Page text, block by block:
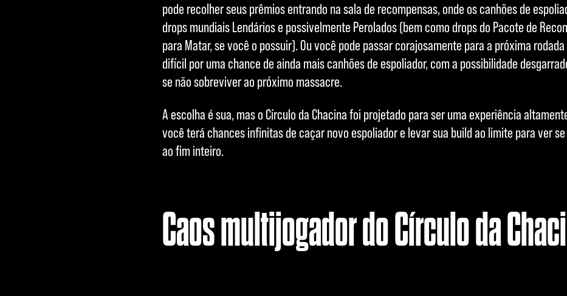
pode recolher seus prêmios entrando na sala de recompensas, onde os canhões de
drops mundiais Lendários e possivelmente Perolados (bem como drops do Pacote de
para Matar, se você o possuir). Ou você pode passar corajosamente para a próxima
difícil por uma chance de ainda mais canhões de espoliador, com a possibilidade
se não sobreviver ao próximo massacre.
A escolha é sua, mas o Círculo da Chacina foi projetado para ser uma experiência
você terá chances infinitas de caçar novo espoliador e levar sua build ao limite para ver
ao fim inteiro.
Caos multijogador do Círculo da